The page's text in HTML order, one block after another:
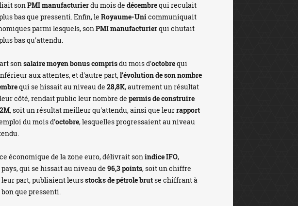
sonPMI manufacturierdu mois de décembrequi reculait
bas que pressenti. Enfin, le Royaume-Unicommuniquait
parmi lesquels, sonPMI manufacturierqui chutait
bas qu'attendu.
sonsalaire moyen bonus comprisdu mois d'octobrequi
aux attentes, et d'autre part,l'évolution de son nombre
qui se hissait au niveau de 28,8K, autrement un résultat
côté, rendait public leur nombre de permis de construire
, soit un résultat meilleur qu'attendu, ainsi que leurrapport
du mois d'octobre, lesquelles progressaient au niveau
économique de la zone euro, délivrait sonindice IFO,
qui se hissait au niveau de 96,3 points, soit un chiffre
leur part, publiaient leursstocks de pétrole brutse chiffrant à
que pressenti.